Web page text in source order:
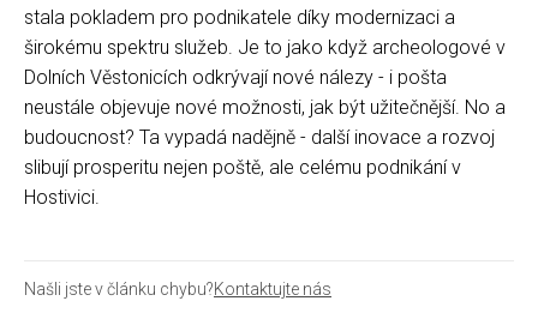
stala pokladem pro podnikatele díky modernizaci a
širokému spektru služeb. Je to jako když archeologové v
Dolních Věstonicích odkrývají nové nálezy - i pošta
neustále objevuje nové možnosti, jak být užitečnější. No a
budoucnost? Ta vypadá nadějně - další inovace a rozvoj
slibují prosperitu nejen poště, ale celému podnikání v
Hostivici.
Našli jste v článku chybu?Kontaktujte nás